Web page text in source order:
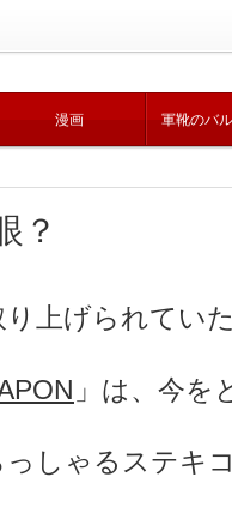
漫画 軍靴のバ
？
上げられてい
」は、今を
しゃるステキ